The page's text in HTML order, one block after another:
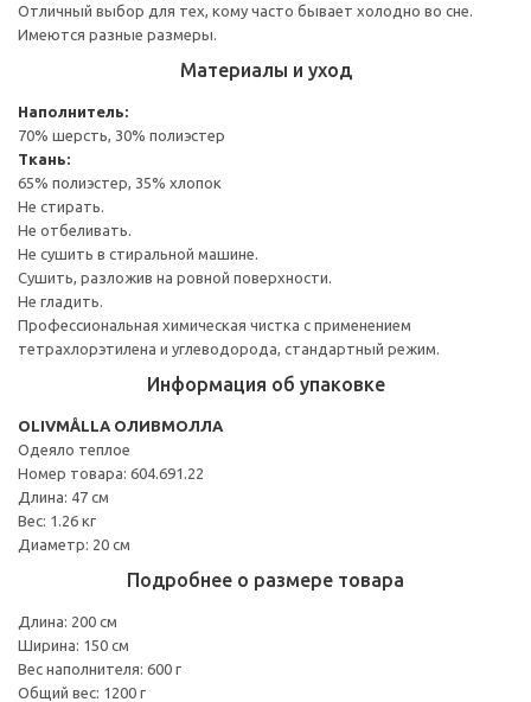
Отличный выбор для тех, кому часто бывает холодно во сне.
Имеются разные размеры.
Материалы и уход
Наполнитель:
70% шерсть, 30% полиэстер
Ткань:
65% полиэстер, 35% хлопок
Не стирать.
Не отбеливать.
Не сушить в стиральной машине.
Сушить, разложив на ровной поверхности.
Не гладить.
Профессиональная химическая чистка с применением
тетрахлорэтилена и углеводорода, стандартный режим.
Информация об упаковке
OLIVMÅLLA ОЛИВМОЛЛА
Одеяло теплое
Номер товара: 604.691.22
Длина: 47 см
Вес: 1.26 кг
Диаметр: 20 см
Подробнее о размере товара
Длина: 200 см
Ширина: 150 см
Вес наполнителя: 600 г
Общий вес: 1200 г